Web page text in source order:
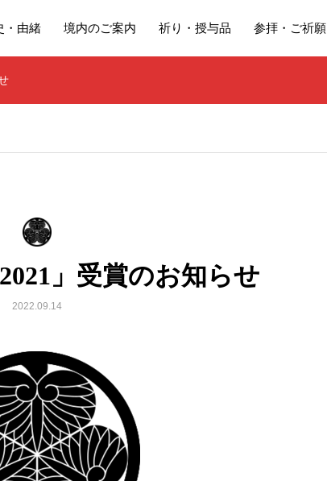
・由緒 境内のご案内 祈り・授与品 参拝・ご祈願
」受賞のお知らせ
2022.09.14